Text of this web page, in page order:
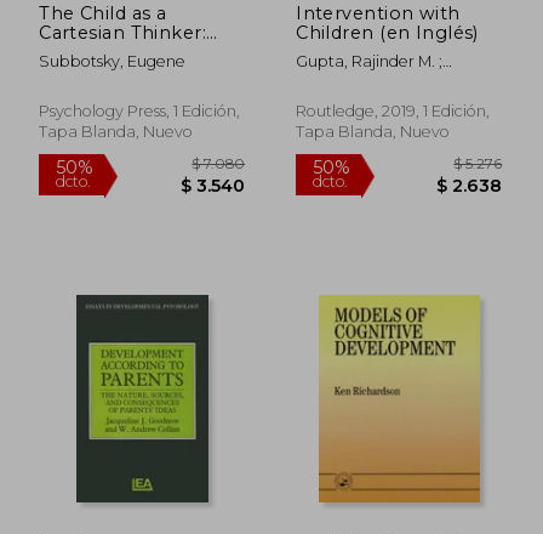
The Child as a
Cartesian Thinker:
Children's Reasonings
about Metaphysical
Inglés)
Subbotsky, Eugene
Psychology Press, 1 Edición,
Tapa Blanda, Nuevo
Intervention with
Children (en Inglés)
Gupta, Rajinder M. ;
Routledge, 2019, 1 Edición,
Tapa Blanda, Nuevo